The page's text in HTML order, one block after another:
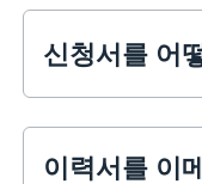
신청서를 어
이력서를 이